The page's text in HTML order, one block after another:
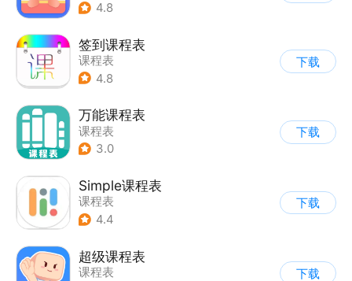
4.8
签到课程表
课程表
4.8
下载
万能课程表
课程表
3.0
下载
Simple课程表
课程表
4.4
下载
超级课程表
课程表
下载